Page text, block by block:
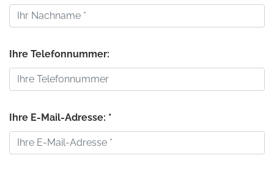
Ihre Telefonnummer:
Ihre E-Mail-Adresse: *